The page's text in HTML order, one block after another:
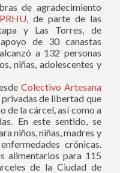
de agradecimiento
, de parte de las
y Las Torres, de
de 30 canastas
a 132 personas
niñas, adolescentes y
Colectivo Artesana
de libertad que
de la cárcel, así como a
En este sentido, se
niños, niñas, madres y
crónicas.
alimentarios para 115
de la Ciudad de